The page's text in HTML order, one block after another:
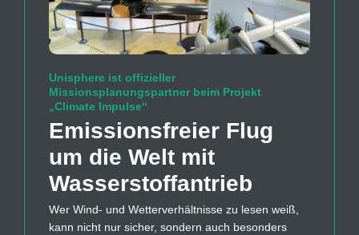
Unisphere ist offizieller
Missionsplanungspartner beim Projekt
„Climate Impulse“
Emissions­freier Flug
um die Welt mit
Wasserstoff­antrieb
Wer Wind- und Wetterverhältnisse zu lesen weiß,
kann nicht nur sicher, sondern auch besonders